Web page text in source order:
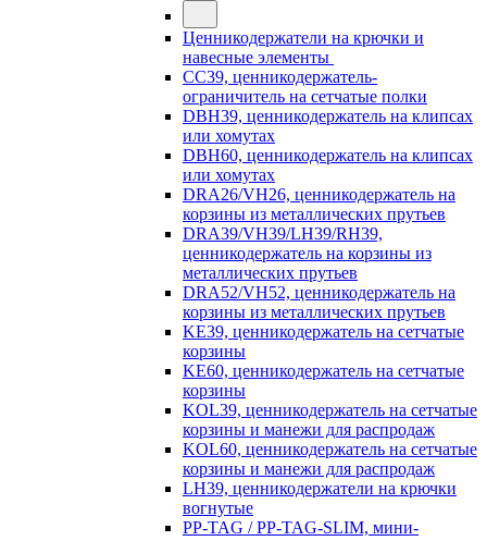
Ценникодержатели на крючки и
навесные элементы
CC39, ценникодержатель-
ограничитель на сетчатые полки
DBH39, ценникодержатель на клипсах
или хомутах
DBH60, ценникодержатель на клипсах
или хомутах
DRA26/VH26, ценникодержатель на
корзины из металлических прутьев
DRA39/VH39/LH39/RH39,
ценникодержатель на корзины из
металлических прутьев
DRA52/VH52, ценникодержатель на
корзины из металлических прутьев
KE39, ценникодержатель на сетчатые
корзины
KE60, ценникодержатель на сетчатые
корзины
KOL39, ценникодержатель на сетчатые
корзины и манежи для распродаж
KOL60, ценникодержатель на сетчатые
корзины и манежи для распродаж
LH39, ценникодержатели на крючки
вогнутые
PP-TAG / PP-TAG-SLIM, мини-